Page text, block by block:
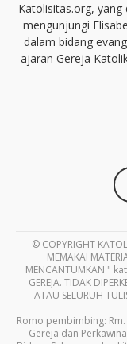
Katolisitas.org,
mengunjungi
dalam bidang
ajaran Gereja
© COPYRIGHT
MEMAKAI
MENCANTUMKAN "
GEREJA. TIDAK
ATAU SELURUH
Romo pembimbing:
Gereja dan